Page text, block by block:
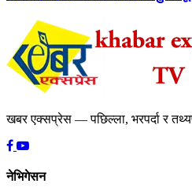
खबर एक्सप्रेस — पछिल्ला, भरपर्दा र
नेभिगेसन